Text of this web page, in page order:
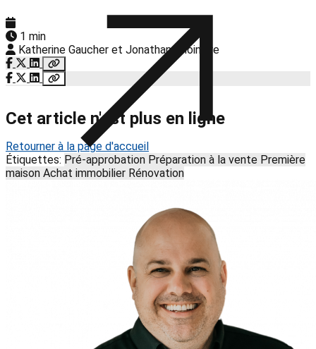
1 min
Katherine Gaucher et Jonathan Choinière
Cet article n'est plus en ligne
Retourner à la page d'accueil
Étiquettes: Pré-approbation Préparation à la vente Première
maison Achat immobilier Rénovation